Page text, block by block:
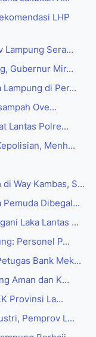
LHP
Lampung Sera...
Gubernur Mir...
di Per...
Ove...
Lantas Polre...
Menh...
Way Kambas, S...
Dibegal...
Laka Lantas ...
Personel P...
Bank Mek...
Aman dan K...
Provinsi La...
Pemprov L...